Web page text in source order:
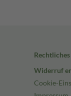
Rechtliches
Widerruf
Cookie-